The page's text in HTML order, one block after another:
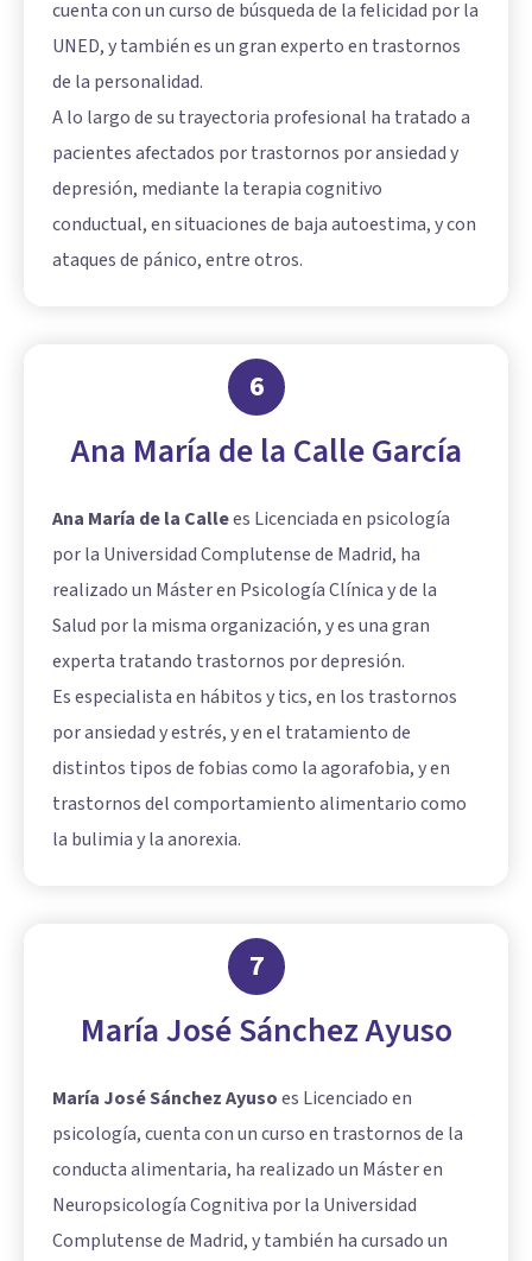
cuenta con un curso de búsqueda de la felicidad por la
UNED, y también es un gran experto en trastornos
de la personalidad.
A lo largo de su trayectoria profesional ha tratado a
pacientes afectados por trastornos por ansiedad y
depresión, mediante la terapia cognitivo
conductual, en situaciones de baja autoestima, y con
ataques de pánico, entre otros.
6
Ana María de la Calle García
Ana María de la Callees Licenciada en psicología
por la Universidad Complutense de Madrid, ha
realizado un Máster en Psicología Clínica y de la
Salud por la misma organización, y es una gran
experta tratando trastornos por depresión.
Es especialista en hábitos y tics, en los trastornos
por ansiedad y estrés, y en el tratamiento de
distintos tipos de fobias como la agorafobia, y en
trastornos del comportamiento alimentario como
la bulimia y la anorexia.
7
María José Sánchez Ayuso
María José Sánchez Ayusoes Licenciado en
psicología, cuenta con un curso en trastornos de la
conducta alimentaria, ha realizado un Máster en
Neuropsicología Cognitiva por la Universidad
Complutense de Madrid, y también ha cursado un